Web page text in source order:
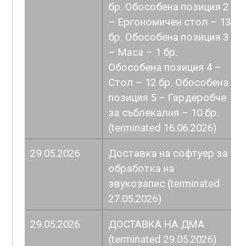
бр. Обособена позиция 2
– Ергономичен стол – 13
бр. Обособена позиция 3
– Маса – 1 бр.
Обособена позиция 4 –
Стол – 12 бр. Обособена
позиция 5 – Гардеробче
за съблекалня – 10 бр.
(terminated 16.06.2026)
29.05.2026
Доставка на софтуер за
обработка на
звукозапис (terminated
27.05.2026)
29.05.2026
ДОСТАВКА НА ДМА
(terminated 29.05.2026)